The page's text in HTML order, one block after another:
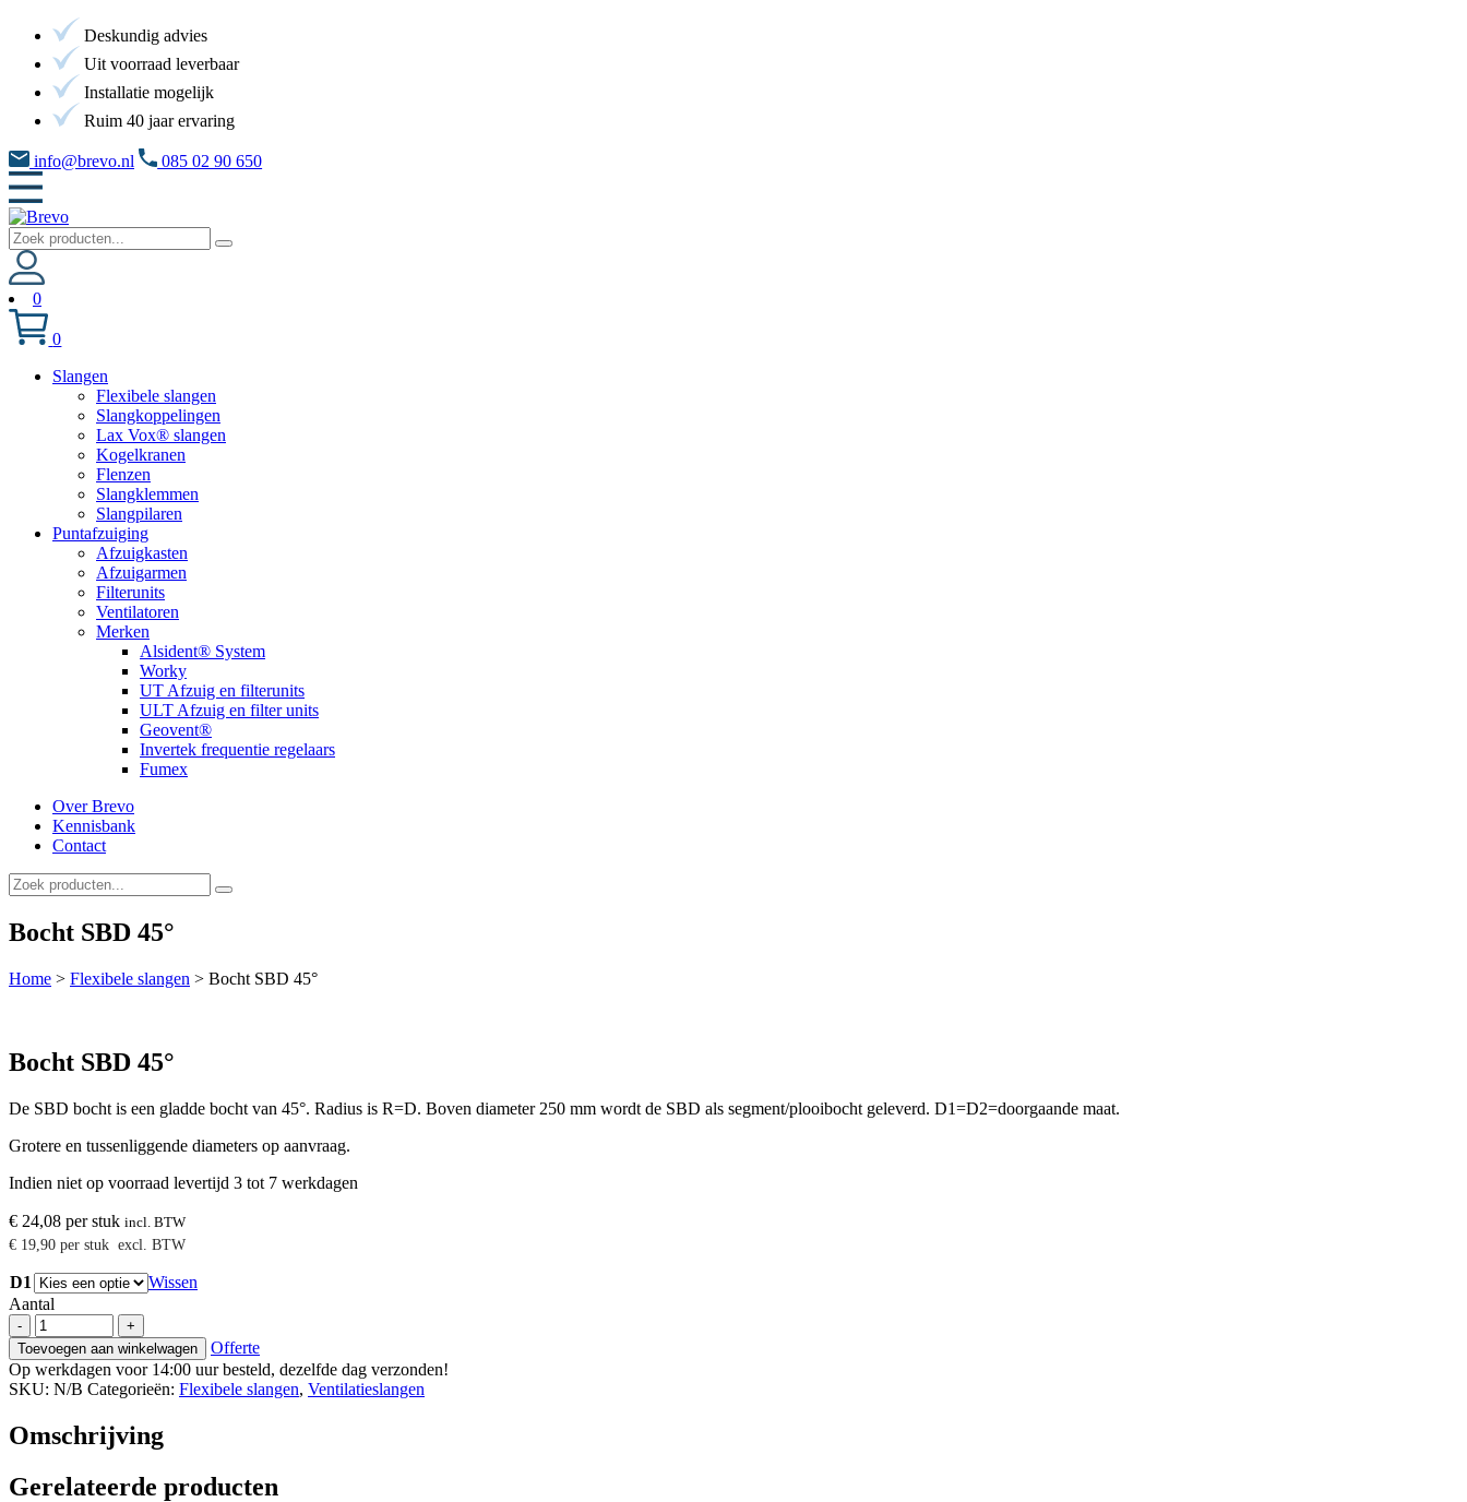
Deskundig advies
Uit voorraad leverbaar
Installatie mogelijk
Ruim 40 jaar ervaring
info@brevo.nl 085 02 90 650
0
0
Slangen
Flexibele slangen
Slangkoppelingen
Lax Vox® slangen
Kogelkranen
Flenzen
Slangklemmen
Slangpilaren
Puntafzuiging
Afzuigkasten
Afzuigarmen
Filterunits
Ventilatoren
Merken
Alsident® System
Worky
UT Afzuig en filterunits
ULT Afzuig en filter units
Geovent®
Invertek frequentie regelaars
Fumex
Over Brevo
Kennisbank
Contact
Bocht SBD 45°
Home > Flexibele slangen > Bocht SBD 45°
Bocht SBD 45°
De SBD bocht is een gladde bocht van 45°. Radius is R=D. Boven diameter 250 mm wordt de SBD als segment/plooibocht geleverd. D1=D2=doorgaande maat.
Grotere en tussenliggende diameters op aanvraag.
Indien niet op voorraad levertijd 3 tot 7 werkdagen
€ 24,08 per stuk incl. BTW
€ 19,90 per stuk excl. BTW
D1
Wissen
Aantal
-
Bocht
SBD
45°
aantal
+
Toevoegen aan winkelwagen
Offerte
Op werkdagen voor 14:00 uur besteld, dezelfde dag verzonden!
SKU: N/B Categorieën: Flexibele slangen, Ventilatieslangen
Omschrijving
Gerelateerde producten